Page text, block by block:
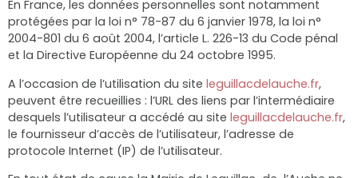
En France, les données personnelles sont notamment
protégées par la loi n° 78-87 du 6 janvier 1978, la loi n°
2004-801 du 6 août 2004, l’article L. 226-13 du Code pénal
et la Directive Européenne du 24 octobre 1995.
A l’occasion de l’utilisation du site leguillacdelauche.fr,
peuvent être recueillies : l’URL des liens par l’intermédiaire
desquels l’utilisateur a accédé au site leguillacdelauche.fr,
le fournisseur d’accès de l’utilisateur, l’adresse de
protocole Internet (IP) de l’utilisateur.